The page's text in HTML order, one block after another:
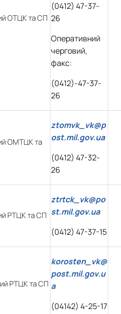
ОТЦК та СП
(0412) 47-37-
26
Оперативний
черговий,
факс:
(0412)-47-37-
26
ОМТЦК та
ztomvk_vk@p
ost.mil.gov.ua
(0412) 47-32-
26
РТЦК та СП
ztrtck_vk@po
st.mil.gov.ua
(0412) 47-37-15
РТЦК та СП
korosten_vk@
post.mil.gov.u
a
(04142) 4-25-17